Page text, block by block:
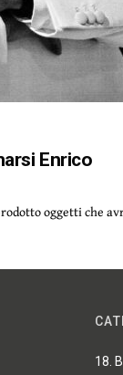
Enrico
oggetti che
18.